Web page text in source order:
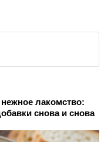
лакомство:
снова и снова